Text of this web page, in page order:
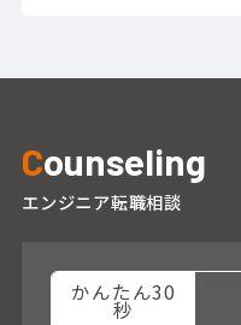
Counseling
エンジニア転職相談
かんたん30
秒